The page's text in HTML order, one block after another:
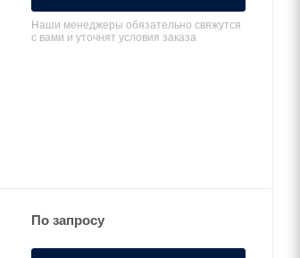
Наши менеджеры обязательно свяжутся
с вами и уточнят условия заказа
По запросу